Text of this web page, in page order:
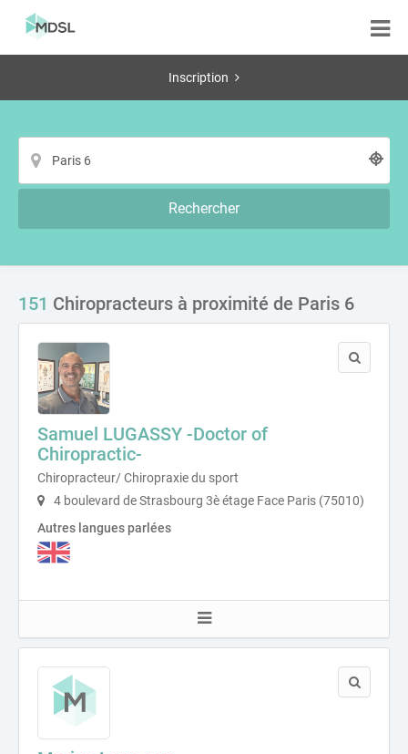
Inscription
Rechercher
151 Chiropracteurs à proximité de Paris 6
Samuel LUGASSY -Doctor of
Chiropractic-
Chiropracteur/ Chiropraxie du sport
4 boulevard de Strasbourg 3è étage Face Paris (75010)
Autres langues parlées